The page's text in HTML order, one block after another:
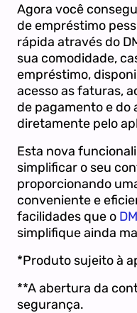
Agora você
de empréstimo
rápida através do
sua comodidade,
empréstimo,
acesso as faturas,
de pagamento e
diretamente pelo
Esta nova
simplificar o seu
proporcionando
conveniente e
facilidades que o
simplifique ainda
*Produto sujeito à
**A abertura da
segurança.